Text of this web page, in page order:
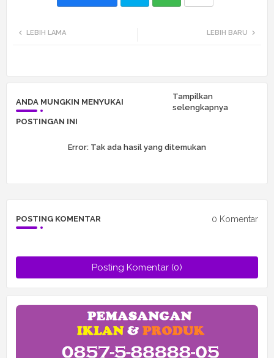
LEBIH BARU
LEBIH LAMA
ANDA MUNGKIN MENYUKAI
POSTINGAN INI
Tampilkan
selengkapnya
Error: Tak ada hasil yang ditemukan
POSTING KOMENTAR 0 Komentar
Posting Komentar (0)